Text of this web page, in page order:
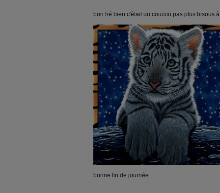
bon hé bien c'était un coucou pas plus bisous
bonne fin de journée